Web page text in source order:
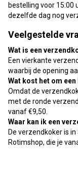
bestelling voor 15:00
dezelfde dag nog
Veelgestelde
Wat is een
Een vierkante
waarbij de opening
Wat kost het om
Omdat de
met de ronde
vanaf €9,50.
Waar kan ik een
De verzendkoker is
Rotimshop, die je